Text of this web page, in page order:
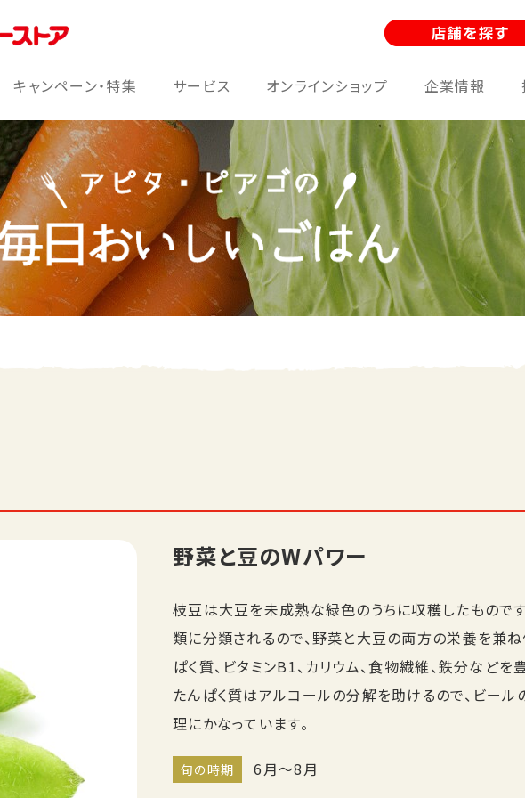
キャンペーン・特集 サービス オンラインショップ 企業情報
野菜と豆のWパワー
枝豆は大豆を未成熟な緑色のうちに収穫したもので
類に分類されるので、野菜と大豆の両方の栄養を兼
ぱく質、ビタミンB1、カリウム、食物繊維、鉄分などを
たんぱく質はアルコールの分解を助けるので、ビー
理にかなっています。
旬の時期 6月～8月